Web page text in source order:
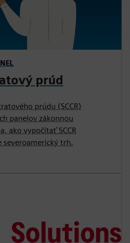
prúd
prúdu (SCCR)
panelov zákonnou
ako vypočítať SCCR
severoamerický trh.